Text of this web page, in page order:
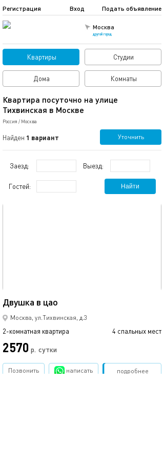
Москва
другой город
Подать объявление
Регистрация Вход
Квартиры Студии
Дома Комнаты
Квартира посуточно на улице
Тихвинская в Москве
Россия / Москва
Найден 1 вариант Уточнить
Заезд: Выезд:
Гостей: Найти
Двушка в цао
Москва, ул.Тихвинская, д.3
2-комнатная квартира 4 спальных мест
2570 р. сутки
подробнее
Позвонить написать Забронировать